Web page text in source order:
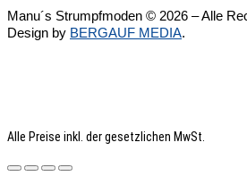
Manu´s Strumpfmoden © 2026 – Alle
Design by BERGAUF MEDIA.
Alle Preise inkl. der gesetzlichen MwSt.